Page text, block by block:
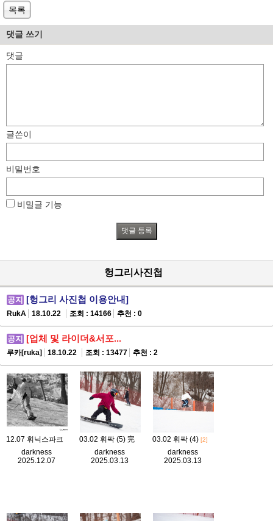
목록
댓글 쓰기
댓글
글쓴이
비밀번호
비밀글 기능
헝그리사진첩
공지 [헝그리 사진첩 이용안내]
RukA 18.10.22 조회 : 14166 추천 : 0
공지 [업체 및 라이더&서포...
루카[ruka] 18.10.22 조회 : 13477 추천 : 2
12.07 휘닉스파크
darkness
2025.12.07
03.02 휘팍 (5) 完
darkness
2025.03.13
03.02 휘팍 (4) [2]
darkness
2025.03.13